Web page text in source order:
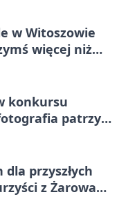
w Witoszowie
więcej niż
konkursu
fotografia patrzy
dla przyszłych
z Żarowa